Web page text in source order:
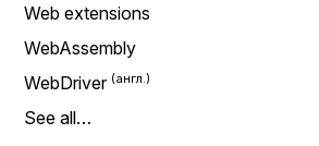
Web extensions
WebAssembly
WebDriver
See all…